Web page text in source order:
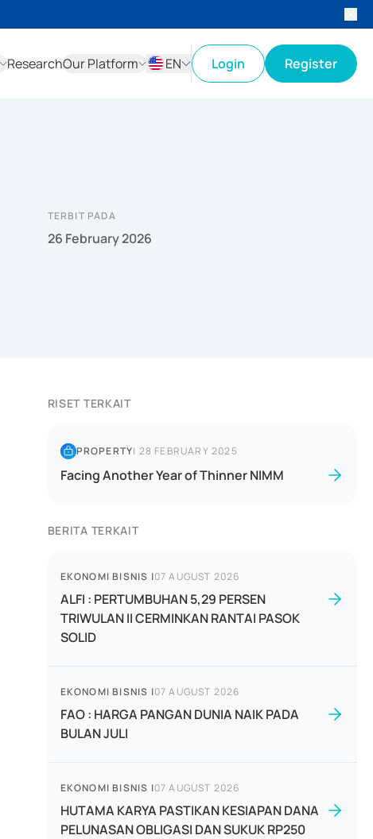
ResearchOur Platform
EN
Login Register
TERBIT PADA
26 February 2026
RISET TERKAIT
PROPERTY| 28 FEBRUARY 2025
Facing Another Year of Thinner NIMM
BERITA TERKAIT
EKONOMI BISNIS |07 AUGUST 2026
ALFI : PERTUMBUHAN 5,29 PERSEN
TRIWULAN II CERMINKAN RANTAI PASOK
SOLID
EKONOMI BISNIS |07 AUGUST 2026
FAO : HARGA PANGAN DUNIA NAIK PADA
BULAN JULI
EKONOMI BISNIS |07 AUGUST 2026
HUTAMA KARYA PASTIKAN KESIAPAN DANA
PELUNASAN OBLIGASI DAN SUKUK RP250